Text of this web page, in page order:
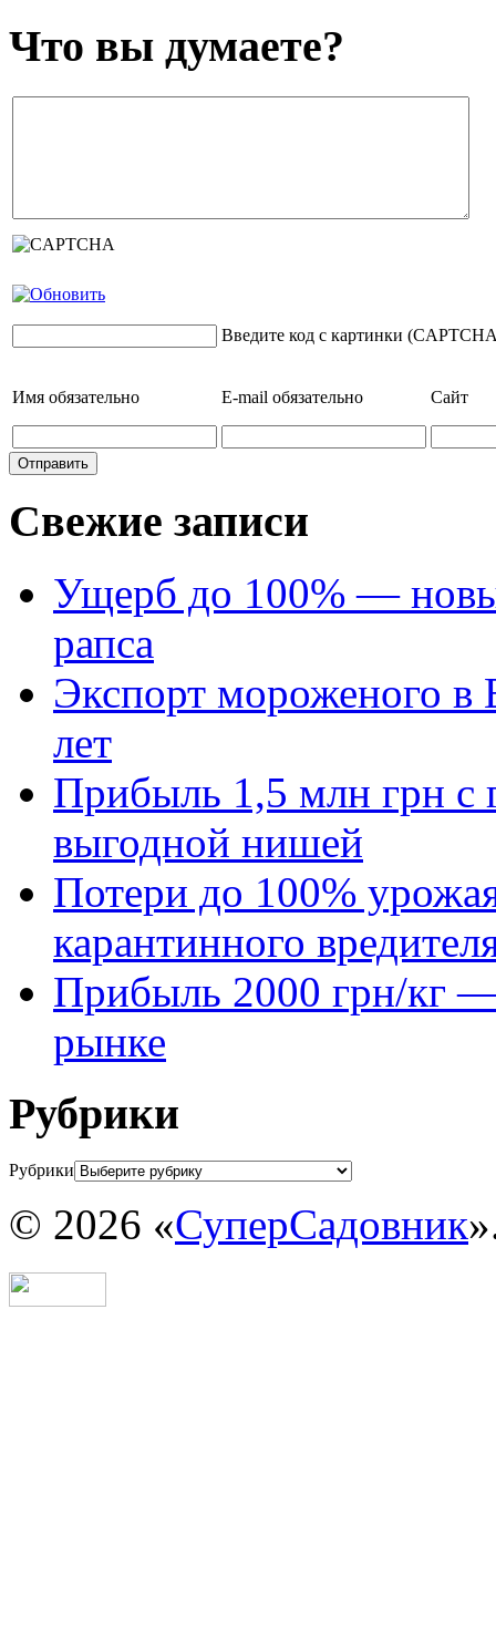
Что вы думаете?
Введите код с картинки
Имя обязательно E-mail обязательно Сайт
Свежие записи
Ущерб до 100% —
рапса
Экспорт мороженого в
лет
Прибыль 1,5 млн грн с
выгодной нишей
Потери до 100%
карантинного
Прибыль 2000 грн/кг —
рынке
Рубрики
Рубрики
© 2026 «СуперСадовник